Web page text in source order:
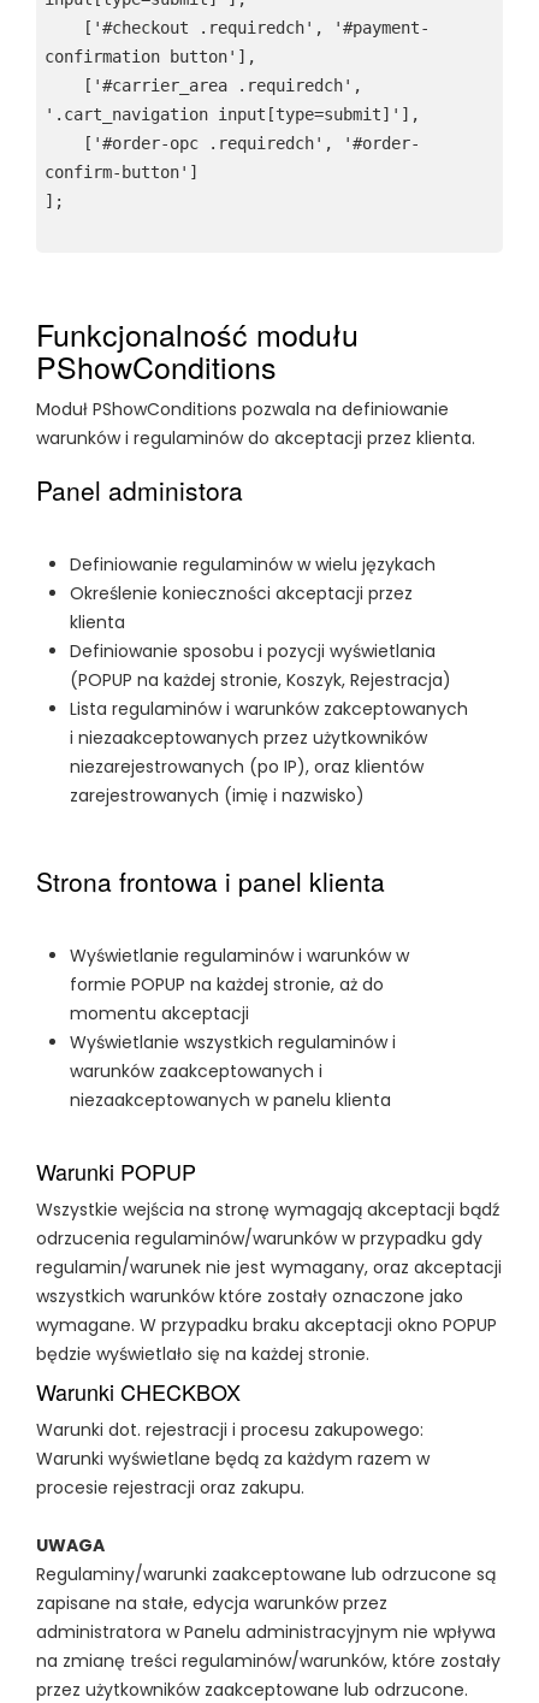
confirmation button'],
'.cart_navigation input[type=submit]'],
confirm-button']
Funkcjonalność modułu
PShowConditions
Moduł PShowConditions pozwala na definiowanie
warunków i regulaminów do akceptacji przez klienta.
Panel administora
Definiowanie regulaminów w wielu językach
Określenie konieczności akceptacji przez
klienta
Definiowanie sposobu i pozycji wyświetlania
(POPUP na każdej stronie, Koszyk, Rejestracja)
Lista regulaminów i warunków zakceptowanych
i niezaakceptowanych przez użytkowników
niezarejestrowanych (po IP), oraz klientów
zarejestrowanych (imię i nazwisko)
Strona frontowa i panel klienta
Wyświetlanie regulaminów i warunków w
formie POPUP na każdej stronie, aż do
momentu akceptacji
Wyświetlanie wszystkich regulaminów i
warunków zaakceptowanych i
niezaakceptowanych w panelu klienta
Warunki POPUP
Wszystkie wejścia na stronę wymagają akceptacji bądź
odrzucenia regulaminów/warunków w przypadku gdy
regulamin/warunek nie jest wymagany, oraz akceptacji
wszystkich warunków które zostały oznaczone jako
wymagane. W przypadku braku akceptacji okno POPUP
będzie wyświetlało się na każdej stronie.
Warunki CHECKBOX
Warunki dot. rejestracji i procesu zakupowego:
Warunki wyświetlane będą za każdym razem w
procesie rejestracji oraz zakupu.
UWAGA
Regulaminy/warunki zaakceptowane lub odrzucone są
zapisane na stałe, edycja warunków przez
administratora w Panelu administracyjnym nie wpływa
na zmianę treści regulaminów/warunków, które zostały
przez użytkowników zaakceptowane lub odrzucone.